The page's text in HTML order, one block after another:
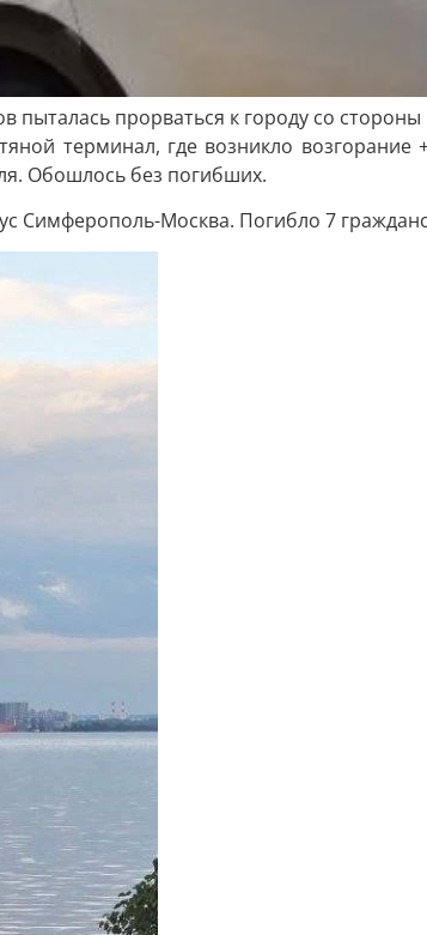
пыталась прорваться к городу со
терминал, где возникло
Обошлось без погибших.
Симферополь-Москва. Погибло 7